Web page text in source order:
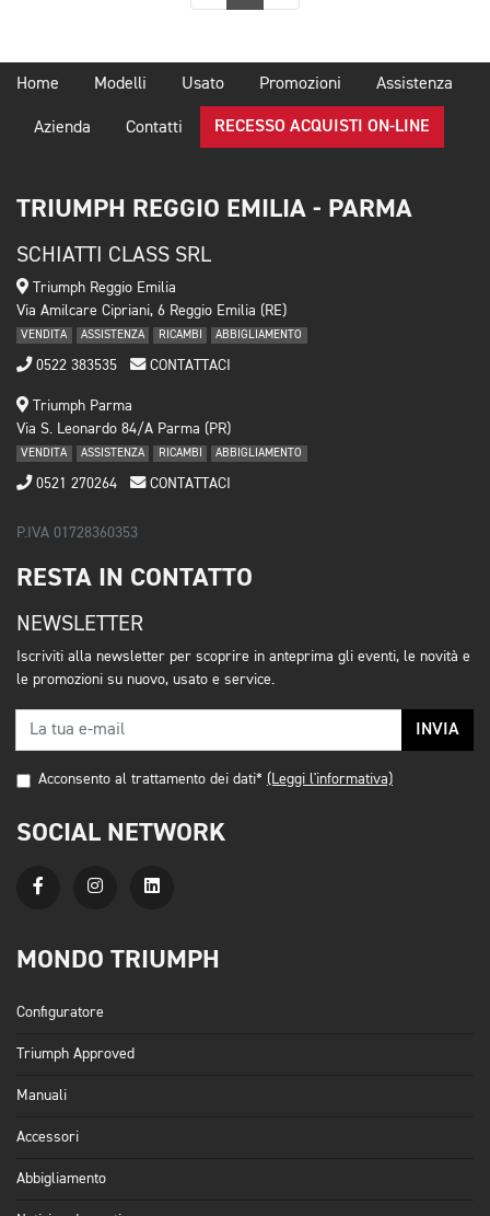
Home Modelli Usato Promozioni Assistenza
Azienda Contatti RECESSO ACQUISTI ON-LINE
TRIUMPH REGGIO EMILIA - PARMA
SCHIATTI CLASS SRL
Triumph Reggio Emilia
Via Amilcare Cipriani, 6 Reggio Emilia (RE)
VENDITA ASSISTENZA RICAMBI ABBIGLIAMENTO
0522 383535 CONTATTACI
Triumph Parma
Via S. Leonardo 84/A Parma (PR)
VENDITA ASSISTENZA RICAMBI ABBIGLIAMENTO
0521 270264 CONTATTACI
P.IVA 01728360353
RESTA IN CONTATTO
NEWSLETTER
Iscriviti alla newsletter per scoprire in anteprima gli eventi, le novità e
le promozioni su nuovo, usato e service.
INVIA
Acconsento al trattamento dei dati* (Leggi l'informativa)
SOCIAL NETWORK
MONDO TRIUMPH
Configuratore
Triumph Approved
Manuali
Accessori
Abbigliamento